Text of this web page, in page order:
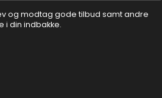
og modtag gode tilbud samt andre
din indbakke.